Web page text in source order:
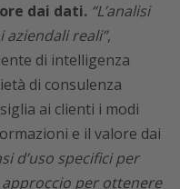
dai dati. “L’analisi
reali”,
di intelligenza
di consulenza
ai clienti i modi
e il valore dai
d’uso specifici per
per ottenere